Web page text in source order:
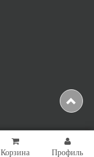
Корзина Профиль